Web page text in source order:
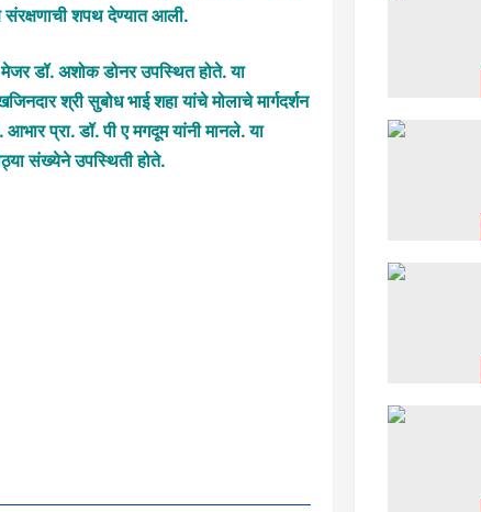
शपथ देण्यात आली.
मेजर डॉ. अशोक डोनर उपस्थित होते. या
श्री सुबोध भाई शहा यांचे मोलाचे मार्गदर्शन
प्रा. डॉ. पी ए मगदूम यांनी मानले. या
संख्येने उपस्थिती होते.